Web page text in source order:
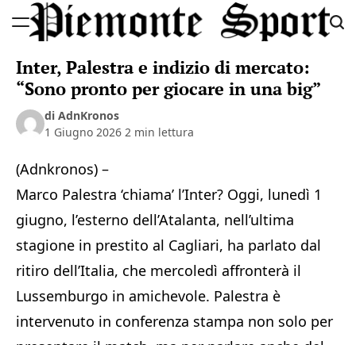
to
Sport
Inter, Palestra e indizio di mercato:
“Sono pronto per giocare in una big”
di AdnKronos
1 Giugno 2026 2 min lettura
(Adnkronos) –
Marco Palestra ‘chiama’ l’Inter? Oggi, lunedì 1
giugno, l’esterno dell’Atalanta, nell’ultima
stagione in prestito al Cagliari, ha parlato dal
ritiro dell’Italia, che mercoledì affronterà il
Lussemburgo in amichevole. Palestra è
intervenuto in conferenza stampa non solo per